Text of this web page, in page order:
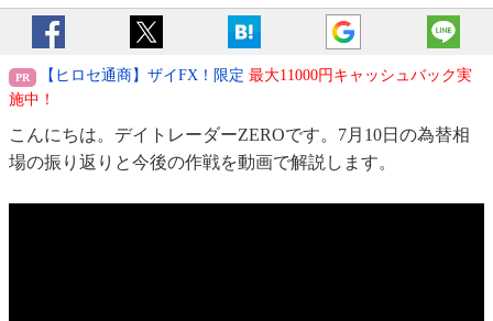
【ヒロセ通商】ザイFX！限定 最大11000円キャッシュバック実
施中！
こんにちは。デイトレーダーZEROです。7月10日の為替相
場の振り返りと今後の作戦を動画で解説します。